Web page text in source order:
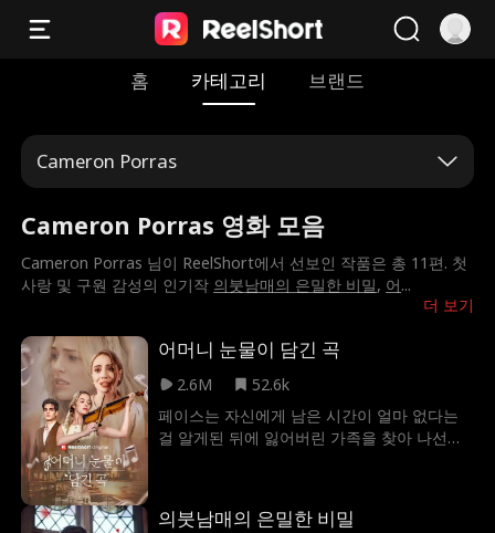
홈 카테고리 브랜드
Cameron Porras
Cameron Porras 영화 모음
더 보기
Cameron Porras 님이 ReelShort에서 선보인 작품은 총 11편. 첫
사랑 및 구원 감성의 인기작 의붓남매의 은밀한 비밀, 어...
어머니 눈물이 담긴 곡
2.6M
52.6k
페이스는 자신에게 남은 시간이 얼마 없다는
걸 알게된 뒤에 잃어버린 가족을 찾아 나선다.
의붓남매의 은밀한 비밀